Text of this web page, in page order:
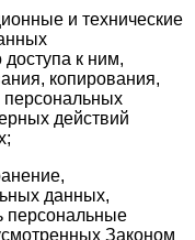
и технические
к ним,
копирования,
персональных
действий
данных,
персональные
Законом